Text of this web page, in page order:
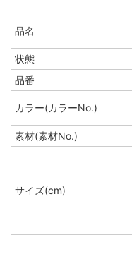
品名
状態
品番
カラー(カラーNo.)
素材(素材No.)
サイズ(cm)